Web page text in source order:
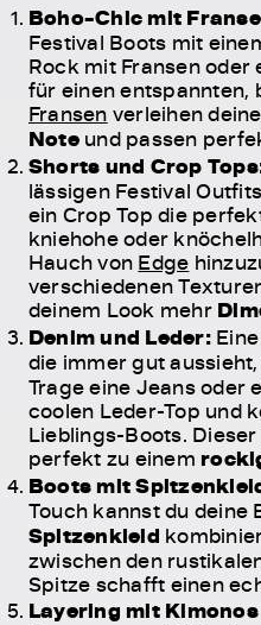
Boho-Chic mit
Festival Boots mit
Rock mit Fransen
für einen entspannten,
Fransen verleihen
Noteund passen
Shorts und Crop
lässigen Festival
ein Crop Top die
kniehohe oder
Hauch von Edge
verschiedenen
deinem Look mehr
Denim und Leder:
die immer gut
Trage eine Jeans oder
coolen Leder-Top und
Lieblings-Boots.
perfekt zu einem
Boots mit
Touch kannst du
Spitzenkleid
zwischen den
Spitze schafft einen
Layering mit